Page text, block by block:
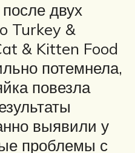
двух
Turkey &
& Kitten Food
потемнела,
повезла
выявили у
проблемы с